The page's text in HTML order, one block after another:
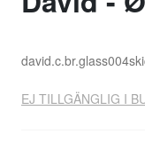
david.c.br.glass004
EJ TILLGÄNGLIG I